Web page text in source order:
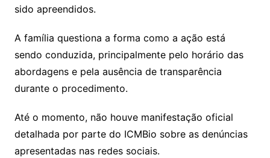
sido apreendidos.
A família questiona a forma como a ação está
sendo conduzida, principalmente pelo horário das
abordagens e pela ausência de transparência
durante o procedimento.
Até o momento, não houve manifestação oficial
detalhada por parte do ICMBio sobre as denúncias
apresentadas nas redes sociais.